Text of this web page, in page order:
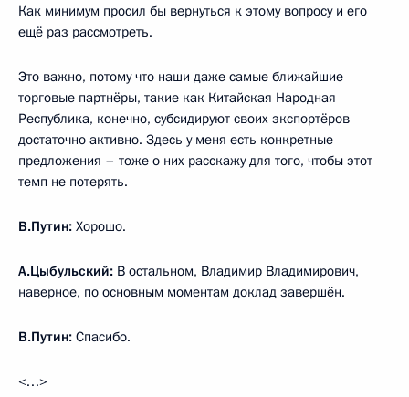
Как минимум просил бы вернуться к этому вопросу и его
ещё раз рассмотреть.
Это важно, потому что наши даже самые ближайшие
торговые партнёры, такие как Китайская Народная
Республика, конечно, субсидируют своих экспортёров
достаточно активно. Здесь у меня есть конкретные
предложения – тоже о них расскажу для того, чтобы этот
темп не потерять.
В.Путин: Хорошо.
А.Цыбульский: В остальном, Владимир Владимирович,
наверное, по основным моментам доклад завершён.
В.Путин: Спасибо.
<…>